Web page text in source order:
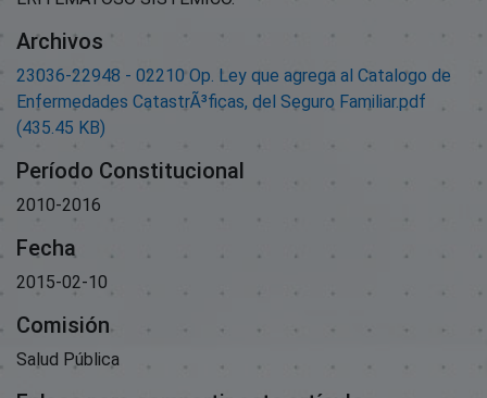
Archivos
23036-22948 - 02210 Op. Ley que agrega al Catalogo de
Enfermedades CatastrÃ³ficas, del Seguro Familiar.pdf
(435.45 KB)
Período Constitucional
2010-2016
Fecha
2015-02-10
Comisión
Salud Pública